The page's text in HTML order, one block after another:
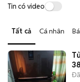
Tin có video
Tất cả Cá nhân